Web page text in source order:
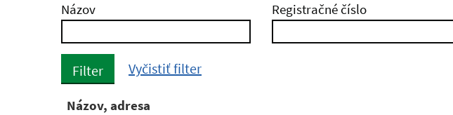
Názov Registračné číslo
Filter Vyčistiť filter
Názov, adresa